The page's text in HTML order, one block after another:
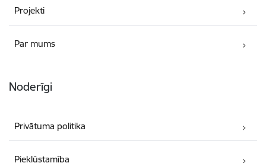
Projekti
Par mums
Noderīgi
Privātuma politika
Piekļūstamība